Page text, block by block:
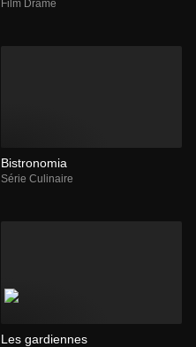
Film Drame
Bistronomia
Série Culinaire
Les gardiennes